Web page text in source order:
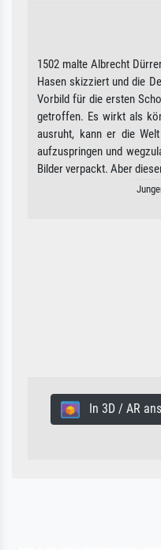
1502 malte Albrecht
Hasen skizziert und die
Vorbild für die ersten
getroffen. Es wirkt als
ausruht, kann er die
aufzuspringen und
Bilder verpackt. Aber
In 3D / AR